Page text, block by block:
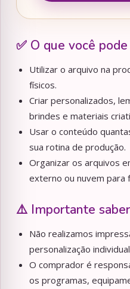
✅ O que você
Utilizar o arquivo na
físicos.
Criar personalizados,
brindes e materiais
Usar o conteúdo
sua rotina de produção.
Organizar os arquivos
externo ou nuvem para
⚠️ Importante
Não realizamos
personalização
O comprador é
os programas,